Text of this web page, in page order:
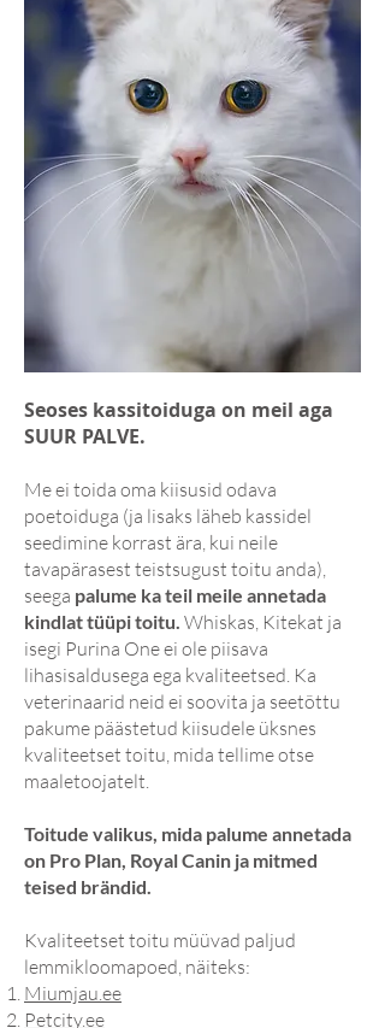
​​Seoses kassitoiduga on meil aga
SUUR PALVE.
Me ei toida oma kiisusid odava
poetoiduga (ja lisaks läheb kassidel
seedimine korrast ära, kui neile
tavapärasest teistsugust toitu anda),
seega palume ka teil meile annetada
kindlat tüüpi toitu. Whiskas, Kitekat ja
isegi Purina One ei ole piisava
lihasisaldusega ega kvaliteetsed. Ka
veterinaarid neid ei soovita ja seetõttu
pakume päästetud kiisudele üksnes
kvaliteetset toitu, mida tellime otse
maaletoojatelt.
Toitude valikus, mida palume annetada
on Pro Plan, Royal Canin ja mitmed
teised brändid.
Kvaliteetset toitu müüvad paljud
lemmikloomapoed, näiteks:
Miumjau.ee
Petcity.ee